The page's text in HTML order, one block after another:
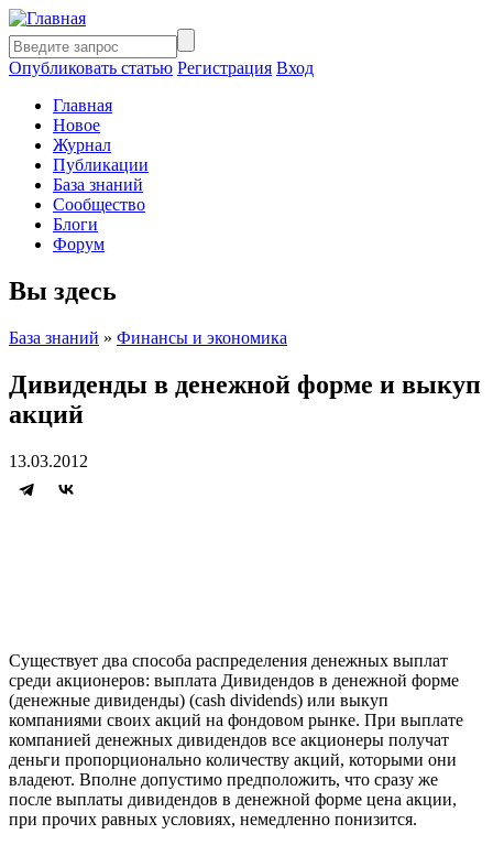
Опубликовать статью Регистрация Вход
Главная
Новое
Журнал
Публикации
База знаний
Сообщество
Блоги
Форум
Вы здесь
База знаний » Финансы и экономика
Дивиденды в денежной форме и выкуп
акций
13.03.2012
Существует два способа распределения денежных выплат
среди акционеров: выплата Дивидендов в денежной форме
(денежные дивиденды) (cash dividends) или выкуп
компаниями своих акций на фондовом рынке. При выплате
компанией денежных дивидендов все акционеры получат
деньги пропорционально количеству акций, которыми они
владеют. Вполне допустимо предположить, что сразу же
после выплаты дивидендов в денежной форме цена акции,
при прочих равных условиях, немедленно понизится.